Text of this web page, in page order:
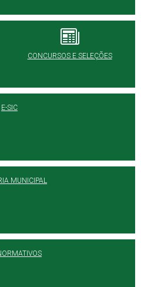
CONCURSOS E SELEÇÕES
E-SIC
MUNICIPAL